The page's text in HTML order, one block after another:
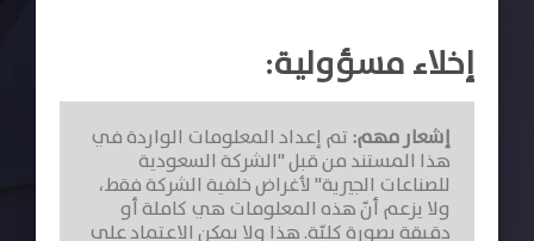
إﺧﻼء ﻣﺴﺆوﻟﻴﺔ:
إشعار مهم: تم إعداد المعلومات الواردة في
هذا المستند من قبل "الشركة السعودية
للصناعات الجيرية" لأغراض خلفية الشركة فقط،
ولا يزعم أنّ هذه المعلومات هي كاملة أو
دقيقة بصورة كليّة. هذا ولا يمكن الاعتماد على
لدينا خبرات تراكمية متوارثه ناتجه عن استمرارية
عملنا بالسوق، ونتربع على صدارة قائمة قطاع
الصناعات الجيرية على مدى (٤٦) عام في السوق
السعودي.